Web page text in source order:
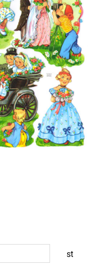
st